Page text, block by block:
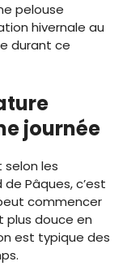
pelouse
hivernale au
durant ce
journée
selon les
Pâques, c’est
commencer
plus douce en
est typique des